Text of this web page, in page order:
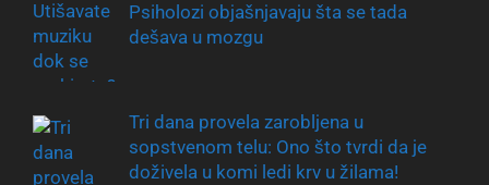
Psiholozi objašnjavaju šta se tada
dešava u mozgu
Tri dana provela zarobljena u
sopstvenom telu: Ono što tvrdi da je
doživela u komi ledi krv u žilama!